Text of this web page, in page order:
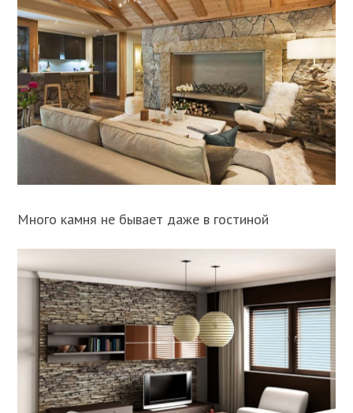
Много камня не бывает даже в гостиной